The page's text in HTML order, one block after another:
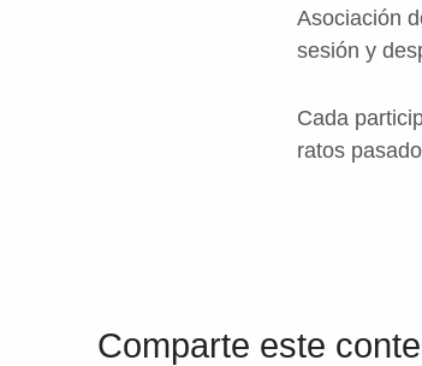
Asociación
sesión y
Cada
ratos
Comparte este